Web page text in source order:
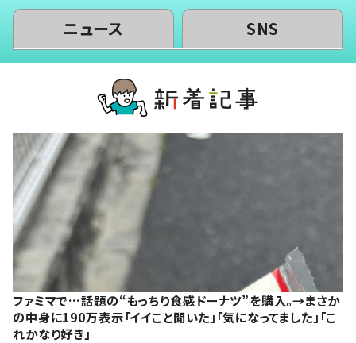
ニュース SNS
ファミマで…話題の“もっちり食感ドーナツ”を購入。→まさか
の中身に190万表示「イイこと聞いた」「気になってました」「こ
れかなり好き」